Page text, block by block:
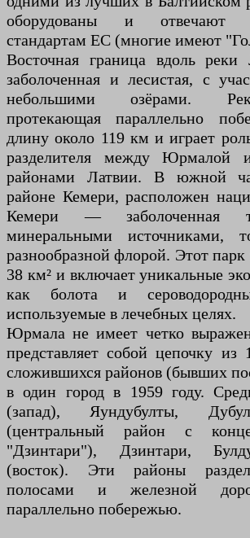
оборудованы и отвечают
стандартам ЕС (многие имеют
Восточная граница вдоль реки
заболоченная и лесистая, с
небольшими озёрами.
протекающая параллельно
длину около 119 км и играет
разделителя между Юрмалой
районами Латвии. В южной
районе Кемери, расположен
Кемери — заболоченная
минеральными источниками,
разнообразной флорой. Этот парк
38 км² и включает уникальные
как болота и
используемые в лечебных целях.
Юрмала не имеет четко
представляет собой цепочку из
сложившихся районов (бывших
в один город в 1959 году.
(запад), Яундубулты,
(центральный район с
"Дзинтари"), Дзинтари,
(восток). Эти районы
полосами и железной
параллельно побережью.